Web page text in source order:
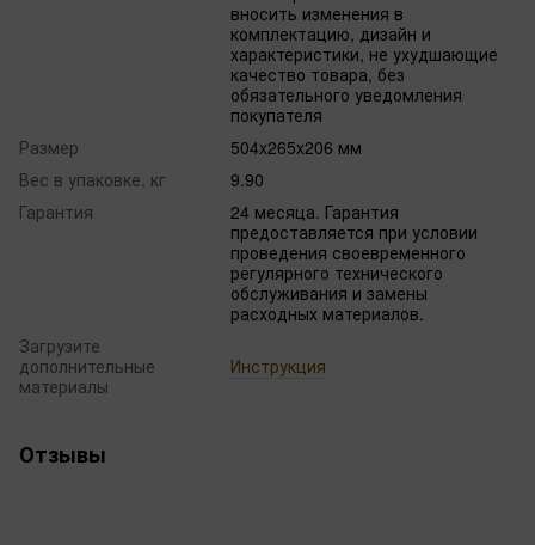
вносить изменения в
комплектацию, дизайн и
характеристики, не ухудшающие
качество товара, без
обязательного уведомления
покупателя
Размер
504x265x206 мм
Вес в упаковке, кг
9.90
Гарантия
24 месяца. Гарантия
предоставляется при условии
проведения своевременного
регулярного технического
обслуживания и замены
расходных материалов.
Загрузите
дополнительные
материалы
Инструкция
Отзывы